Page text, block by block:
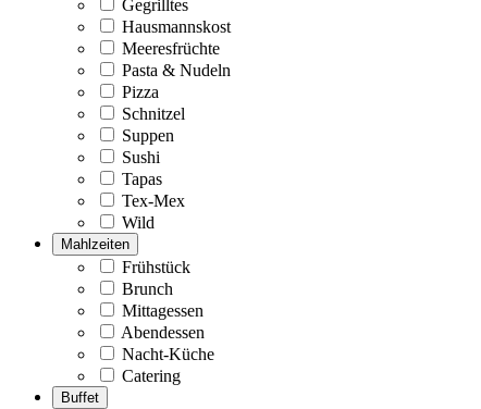
Gegrilltes
Hausmannskost
Meeresfrüchte
Pasta & Nudeln
Pizza
Schnitzel
Suppen
Sushi
Tapas
Tex-Mex
Wild
Mahlzeiten
Frühstück
Brunch
Mittagessen
Abendessen
Nacht-Küche
Catering
Buffet